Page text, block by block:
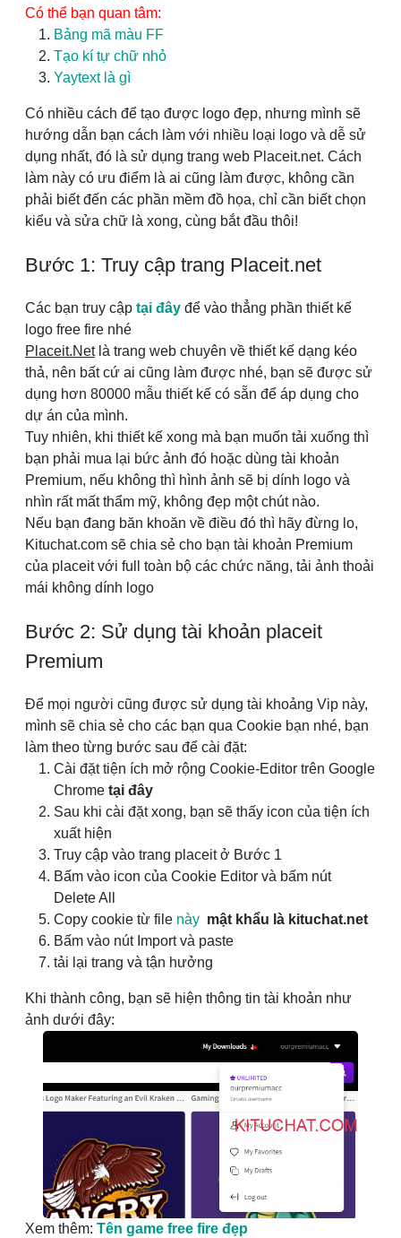
Có thể bạn quan tâm:
Bảng mã màu FF
Tạo kí tự chữ nhỏ
Yaytext là gì
Có nhiều cách để tạo được logo đẹp, nhưng mình sẽ
hướng dẫn bạn cách làm với nhiều loại logo và dễ sử
dụng nhất, đó là sử dụng trang web Placeit.net. Cách
làm này có ưu điểm là ai cũng làm được, không cần
phải biết đến các phần mềm đồ họa, chỉ cần biết chọn
kiểu và sửa chữ là xong, cùng bắt đầu thôi!
Bước 1: Truy cập trang Placeit.net
Các bạn truy cập tại đây để vào thẳng phần thiết kế
logo free fire nhé
Placeit.Netlà trang web chuyên về thiết kế dạng kéo
thả, nên bất cứ ai cũng làm được nhé, bạn sẽ được sử
dụng hơn 80000 mẫu thiết kế có sẵn để áp dụng cho
dự án của mình.
Tuy nhiên, khi thiết kế xong mà bạn muốn tải xuống thì
bạn phải mua lại bức ảnh đó hoặc dùng tài khoản
Premium, nếu không thì hình ảnh sẽ bị dính logo và
nhìn rất mất thẩm mỹ, không đẹp một chút nào.
Nếu bạn đang băn khoăn về điều đó thì hãy đừng lo,
Kituchat.com sẽ chia sẻ cho bạn tài khoản Premium
của placeit với full toàn bộ các chức năng, tải ảnh thoải
mái không dính logo
Bước 2: Sử dụng tài khoản placeit
Premium
Để mọi người cũng được sử dụng tài khoảng Vip này,
mình sẽ chia sẻ cho các bạn qua Cookie bạn nhé, bạn
làm theo từng bước sau để cài đặt:
Cài đặt tiện ích mở rộng Cookie-Editor trên Google
Chrome tại đây
Sau khi cài đặt xong, bạn sẽ thấy icon của tiện ích
xuất hiện
Truy cập vào trang placeit ở Bước 1
Bấm vào icon của Cookie Editor và bấm nút
Delete All
Copy cookie từ file này mật khẩu là kituchat.net
Bấm vào nút Import và paste
tải lại trang và tận hưởng
Khi thành công, bạn sẽ hiện thông tin tài khoản như
ảnh dưới đây:
Xem thêm: Tên game free fire đẹp